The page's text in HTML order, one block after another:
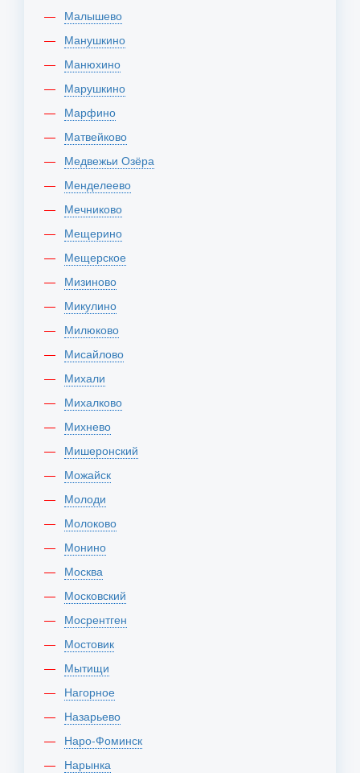
Малышево
Манушкино
Манюхино
Марушкино
Марфино
Матвейково
Медвежьи Озёра
Менделеево
Мечниково
Мещерино
Мещерское
Мизиново
Микулино
Милюково
Мисайлово
Михали
Михалково
Михнево
Мишеронский
Можайск
Молоди
Молоково
Монино
Москва
Московский
Мосрентген
Мостовик
Мытищи
Нагорное
Назарьево
Наро-Фоминск
Нарынка